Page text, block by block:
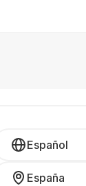
Español
España